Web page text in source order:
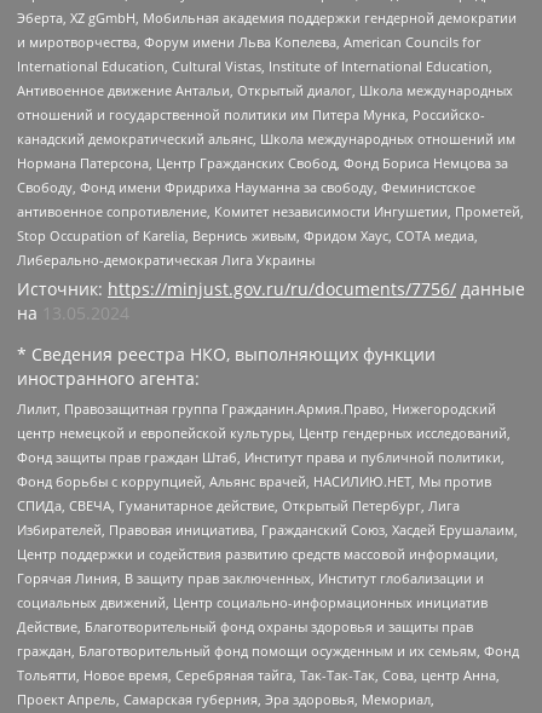
Эберта, XZ gGmbH, Мобильная академия поддержки гендерной демократии
и миротворчества, Форум имени Льва Копелева, American Councils for
International Education, Cultural Vistas, Institute of International Education,
Антивоенное движение Антальи, Открытый диалог, Школа международных
отношений и государственной политики им Питера Мунка, Российско-
канадский демократический альянс, Школа международных отношений им
Нормана Патерсона, Центр Гражданских Свобод, Фонд Бориса Немцова за
Свободу, Фонд имени Фридриха Науманна за свободу, Феминистское
антивоенное сопротивление, Комитет независимости Ингушетии, Прометей,
Stop Occupation of Karelia, Вернись живым, Фридом Хаус, СОТА медиа,
Либерально-демократическая Лига Украины
Источник: https://minjust.gov.ru/ru/documents/7756/ данные
на
13.05.2024
* Сведения реестра НКО, выполняющих функции
иностранного агента:
Лилит, Правозащитная группа Гражданин.Армия.Право, Нижегородский
центр немецкой и европейской культуры, Центр гендерных исследований,
Фонд защиты прав граждан Штаб, Институт права и публичной политики,
Фонд борьбы с коррупцией, Альянс врачей, НАСИЛИЮ.НЕТ, Мы против
СПИДа, СВЕЧА, Гуманитарное действие, Открытый Петербург, Лига
Избирателей, Правовая инициатива, Гражданский Союз, Хасдей Ерушалаим,
Центр поддержки и содействия развитию средств массовой информации,
Горячая Линия, В защиту прав заключенных, Институт глобализации и
социальных движений, Центр социально-информационных инициатив
Действие, Благотворительный фонд охраны здоровья и защиты прав
граждан, Благотворительный фонд помощи осужденным и их семьям, Фонд
Тольятти, Новое время, Серебряная тайга, Так-Так-Так, Сова, центр Анна,
Проект Апрель, Самарская губерния, Эра здоровья, Мемориал,